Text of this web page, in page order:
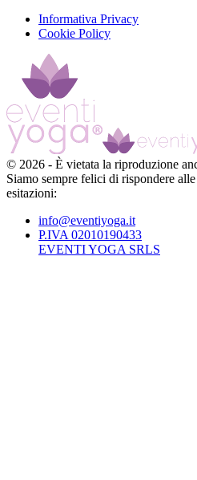
Informativa Privacy
Cookie Policy
© 2026 - È vietata la riproduzione
Siamo sempre felici di rispondere
esitazioni:
info@eventiyoga.it
P.IVA 02010190433
EVENTI YOGA SRLS